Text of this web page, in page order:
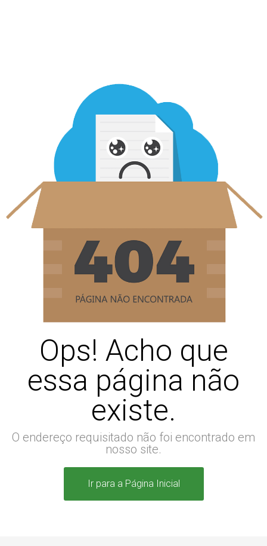
Ops! Acho que
essa página não
existe.
O endereço requisitado não foi encontrado em
nosso site.
Ir para a Página Inicial